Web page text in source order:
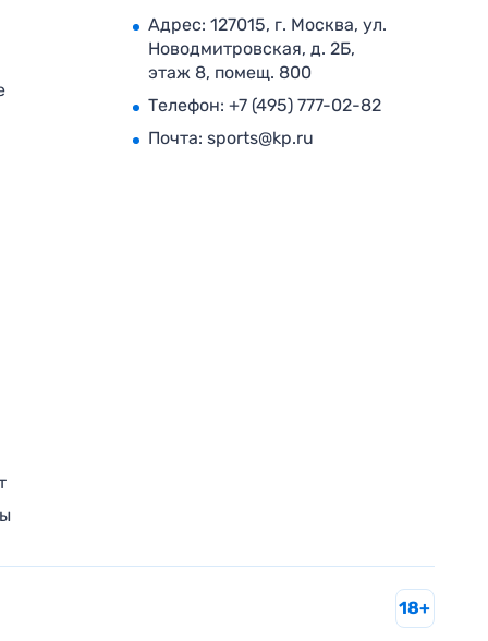
Адрес: 127015, г. Москва, ул.
Новодмитровская, д. 2Б,
этаж 8, помещ. 800
Телефон: +7 (495) 777-02-82
Почта: sports@kp.ru
18+